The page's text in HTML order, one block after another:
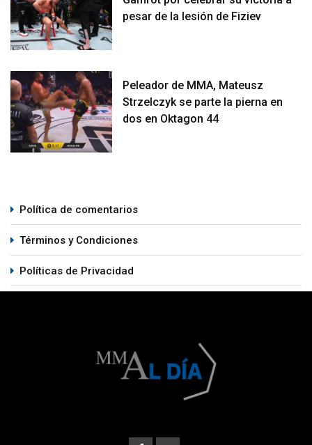
pesar de la lesión de Fiziev
Peleador de MMA, Mateusz
Strzelczyk se parte la pierna en
dos en Oktagon 44
Política de comentarios
Términos y Condiciones
Políticas de Privacidad